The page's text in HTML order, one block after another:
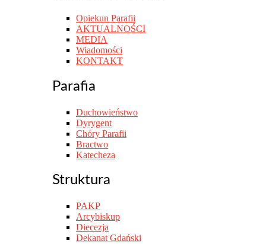
Opiekun Parafii
AKTUALNOŚCI
MEDIA
Wiadomości
KONTAKT
Parafia
Duchowieństwo
Dyrygent
Chóry Parafii
Bractwo
Katecheza
Struktura
PAKP
Arcybiskup
Diecezja
Dekanat Gdański